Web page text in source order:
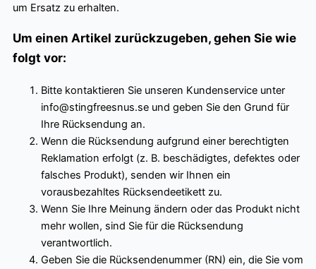
um Ersatz zu erhalten.
Um einen Artikel zurückzugeben, gehen Sie wie
folgt vor:
Bitte kontaktieren Sie unseren Kundenservice unter
info@stingfreesnus.se und geben Sie den Grund für
Ihre Rücksendung an.
Wenn die Rücksendung aufgrund einer berechtigten
Reklamation erfolgt (z. B. beschädigtes, defektes oder
falsches Produkt), senden wir Ihnen ein
vorausbezahltes Rücksendeetikett zu.
Wenn Sie Ihre Meinung ändern oder das Produkt nicht
mehr wollen, sind Sie für die Rücksendung
verantwortlich.
Geben Sie die Rücksendenummer (RN) ein, die Sie vom